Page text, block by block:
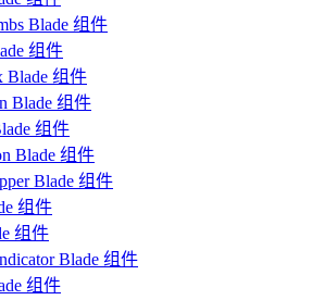
Blade 组件
组件
Blade 组件
Blade 组件
组件
Blade 组件
Blade 组件
组件
组件
Blade 组件
组件